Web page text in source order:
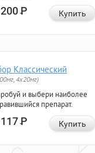
200Р Купить
Классический
4x20мг)
и выбери наиболее
препарат.
117Р Купить